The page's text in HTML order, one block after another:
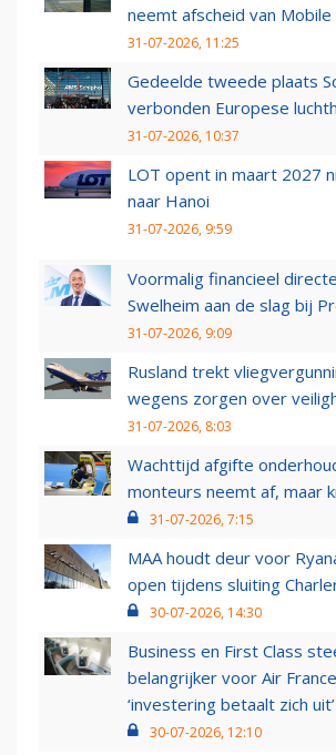
neemt afscheid van Mobile
31-07-2026, 11:25
Gedeelde tweede plaats
verbonden Europese
31-07-2026, 10:37
LOT opent in maart 2027
naar Hanoi
31-07-2026, 9:59
Voormalig financieel
Swelheim aan de slag bij
31-07-2026, 9:09
Rusland trekt
wegens zorgen over
31-07-2026, 8:03
Wachttijd afgifte
monteurs neemt af, maar
31-07-2026, 7:15
MAA houdt deur voor
open tijdens sluiting
30-07-2026, 14:30
Business en First Class
belangrijker voor Air
‘investering betaalt zich uit’
30-07-2026, 12:10